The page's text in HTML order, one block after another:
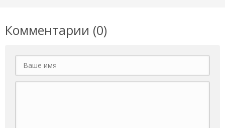
Комментарии (0)